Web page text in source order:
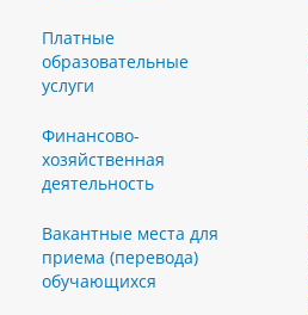
Платные
образовательные
услуги
Финансово-
хозяйственная
деятельность
Вакантные места для
приема (перевода)
обучающихся